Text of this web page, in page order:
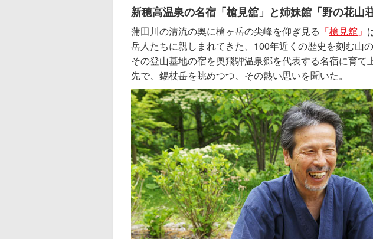
新穂高温泉の名宿「槍見舘」と姉妹館「野の花山
蒲田川の清流の奥に槍ヶ岳の尖峰を仰ぎ見る 「槍見舘 」
岳人たちに親しまれてきた、100年近くの歴史を刻む山の
その登山基地の宿を奥飛騨温泉郷を代表する名宿に育
先で、錫杖岳を眺めつつ、その熱い思いを聞いた。